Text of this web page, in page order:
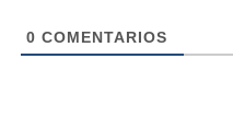
0 COMENTARIOS